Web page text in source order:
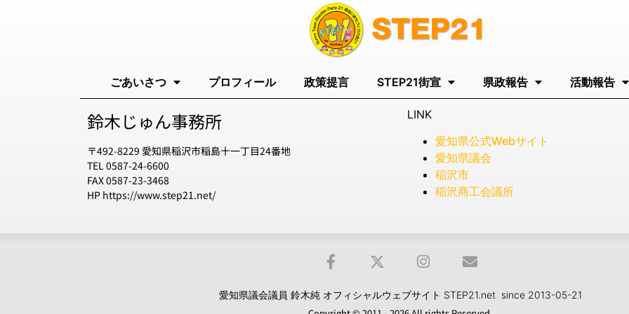
ごあいさつ プロフィール 政策提言 STEP21街宣 県政報告 活動報告
鈴木じゅん事務所
〒492-8229 愛知県稲沢市稲島十一丁目24番地
TEL 0587-24-6600
FAX 0587-23-3468
HP https://www.step21.net/
LINK
愛知県公式Webサイト
愛知県議会
稲沢市
稲沢商工会議所
愛知県議会議員 鈴木純 オフィシャルウェブサイト STEP21.net since 2013-05-21